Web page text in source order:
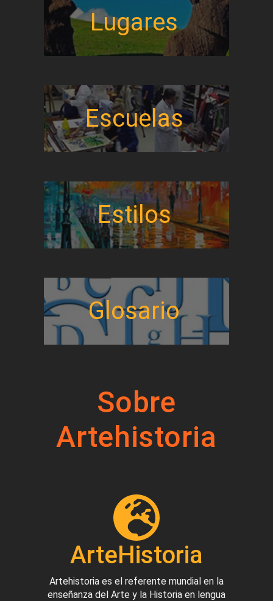
Lugares
Escuelas
Estilos
Glosario
Sobre
Artehistoria
ArteHistoria
Artehistoria es el referente mundial en la
enseñanza del Arte y la Historia en lengua